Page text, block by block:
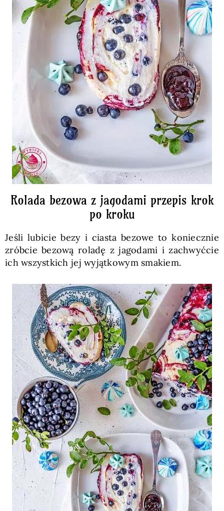
Rolada bezowa z jagodami przepis krok
po kroku
Jeśli lubicie bezy i ciasta bezowe to koniecznie
zróbcie bezową roladę z jagodami i zachwyćcie
ich wszystkich jej wyjątkowym smakiem.